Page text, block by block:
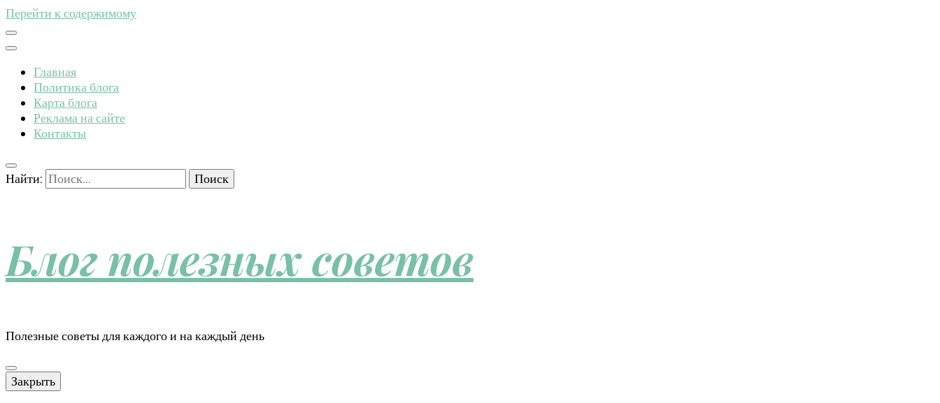
Перейти к содержимому
Главная
Политика блога
Карта блога
Реклама на сайте
Контакты
Найти:
Блог полезных советов
Полезные советы для каждого и на каждый день
Закрыть